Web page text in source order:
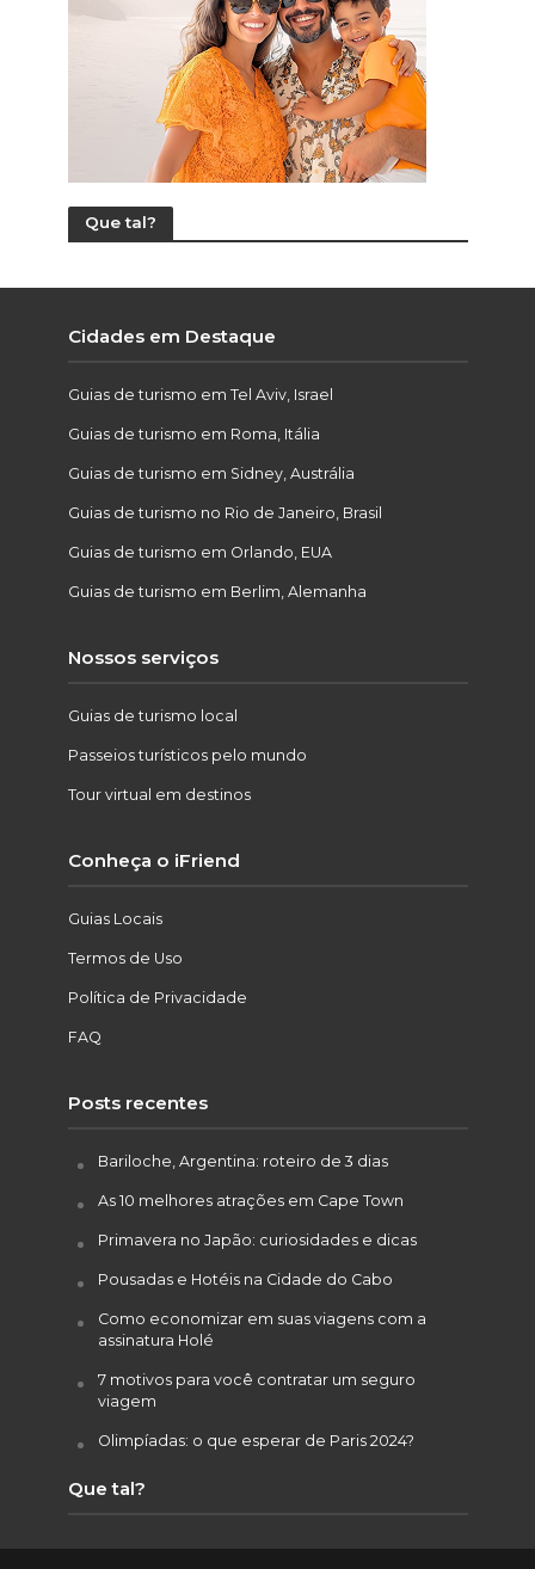
Que tal?
Cidades em Destaque
Guias de turismo em Tel Aviv, Israel
Guias de turismo em Roma, Itália
Guias de turismo em Sidney, Austrália
Guias de turismo no Rio de Janeiro, Brasil
Guias de turismo em Orlando, EUA
Guias de turismo em Berlim, Alemanha
Nossos serviços
Guias de turismo local
Passeios turísticos pelo mundo
Tour virtual em destinos
Conheça o iFriend
Guias Locais
Termos de Uso
Política de Privacidade
FAQ
Posts recentes
Bariloche, Argentina: roteiro de 3 dias
As 10 melhores atrações em Cape Town
Primavera no Japão: curiosidades e dicas
Pousadas e Hotéis na Cidade do Cabo
Como economizar em suas viagens com a
assinatura Holé
7 motivos para você contratar um seguro
viagem
Olimpíadas: o que esperar de Paris 2024?
Que tal?